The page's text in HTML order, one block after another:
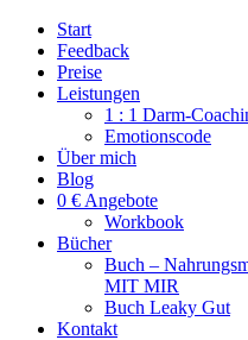
Start
Feedback
Preise
Leistungen
1 : 1 Darm-
Emotionscode
Über mich
Blog
0 € Angebote
Workbook
Bücher
Buch –
MIT MIR
Buch Leaky Gut
Kontakt